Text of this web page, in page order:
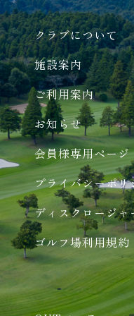
クラブについて
施設案内
ご利用案内
お知らせ
会員様専用ページ
プライバシーポリ
ディスクロージ
ゴルフ場利用規約